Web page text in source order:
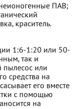
ПАВ;
краситель.
1:6-1:20 или 50-
так и
пылесос или
средства на
его вместе
с помощью
на